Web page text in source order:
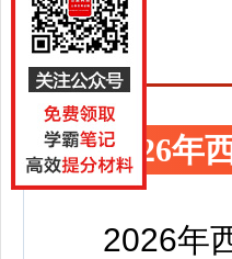
2026年
2026年